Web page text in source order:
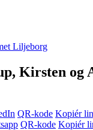
Liljeborg
Kirsten og
QR-kode Kopiér
QR-kode Kopiér